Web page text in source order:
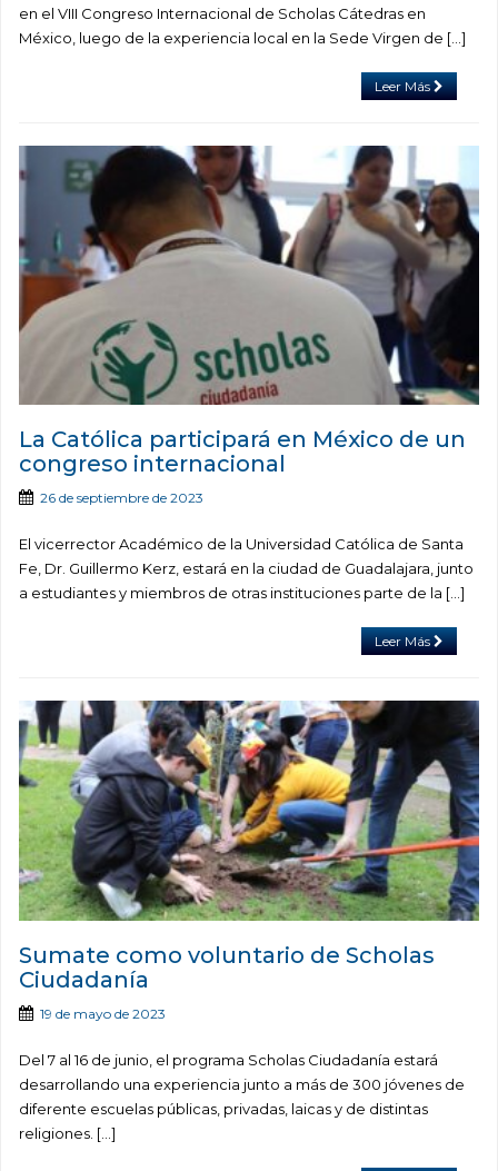
en el VIII Congreso Internacional de Scholas Cátedras en
México, luego de la experiencia local en la Sede Virgen de […]
Leer Más
La Católica participará en México de un
congreso internacional
26 de septiembre de 2023
El vicerrector Académico de la Universidad Católica de Santa
Fe, Dr. Guillermo Kerz, estará en la ciudad de Guadalajara, junto
a estudiantes y miembros de otras instituciones parte de la […]
Leer Más
Sumate como voluntario de Scholas
Ciudadanía
19 de mayo de 2023
Del 7 al 16 de junio, el programa Scholas Ciudadanía estará
desarrollando una experiencia junto a más de 300 jóvenes de
diferente escuelas públicas, privadas, laicas y de distintas
religiones. […]